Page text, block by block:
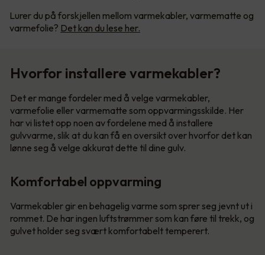
Lurer du på forskjellen mellom varmekabler, varmematte og
varmefolie? Det kan du lese her.
Hvorfor installere varmekabler?
Det er mange fordeler med å velge varmekabler,
varmefolie eller varmematte som oppvarmingsskilde. Her
har vi listet opp noen av fordelene med å installere
gulvvarme, slik at du kan få en oversikt over hvorfor det kan
lønne seg å velge akkurat dette til dine gulv.
Komfortabel oppvarming
Varmekabler gir en behagelig varme som sprer seg jevnt ut i
rommet. De har ingen luftstrømmer som kan føre til trekk, og
gulvet holder seg svært komfortabelt temperert.